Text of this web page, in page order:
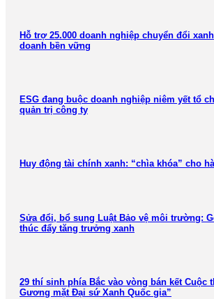
Hỗ trợ 25.000 doanh nghiệp chuyển đổi
doanh bền vững
ESG đang buộc doanh nghiệp niêm yết tổ
quản trị công ty
Huy động tài chính xanh: “chìa khóa” cho
Sửa đổi, bổ sung Luật Bảo vệ môi trường:
thúc đẩy tăng trưởng xanh
29 thí sinh phía Bắc vào vòng bán kết Cuộc
Gương mặt Đại sứ Xanh Quốc gia”